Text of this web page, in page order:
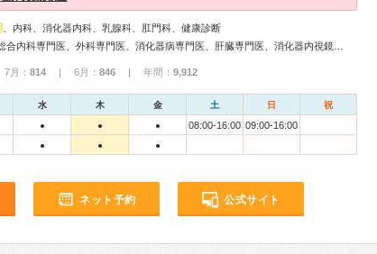
、内科、消化器内科、乳腺科、肛門科、健康診断
月： 814 | 6月： 846 | 年間： 9,912
水 木 金 土 日 祝
● ● ● 08:00-16:00 09:00-16:00
● ● ●
ネット予約 公式サイト